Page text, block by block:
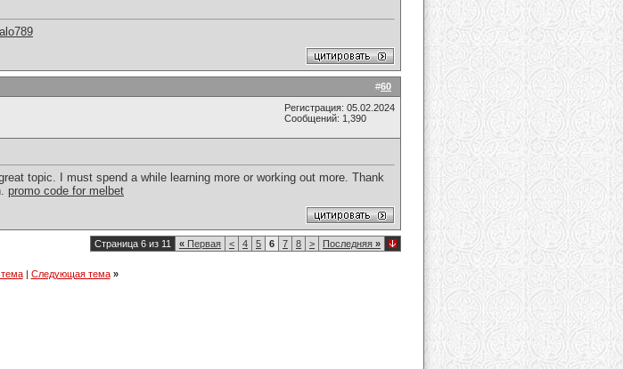
#60
Регистрация: 05.02.2024
Сообщений: 1,390
topic. I must spend a while learning more or working out more. Thank
promo code for melbet
Страница 6 из 11 « Первая < 4 5 6 7 8 > Последняя »
| Следующая тема »